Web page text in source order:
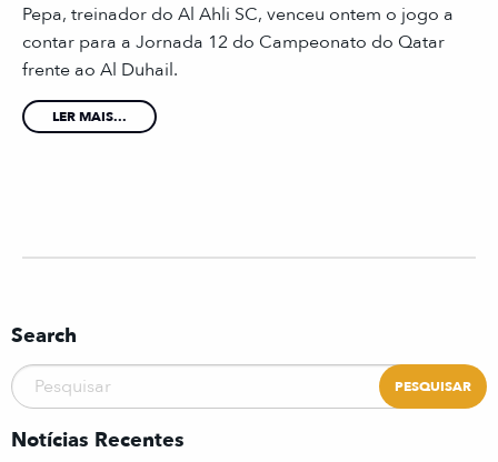
Pepa, treinador do Al Ahli SC, venceu ontem o jogo a
contar para a Jornada 12 do Campeonato do Qatar
frente ao Al Duhail.
LER MAIS...
Search
Notícias Recentes